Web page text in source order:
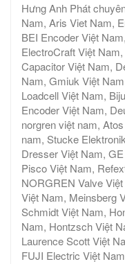
Hưng Anh Phát
Nam, Aris Viet Nam,
BEI Encoder Việt
ElectroCraft Việt
Capacitor Việt Nam,
Nam, Gmiuk Việt
Loadcell Việt Nam,
Encoder Việt Nam,
norgren việt nam,
nam, Stucke
Dresser Việt Nam,
Pisco Việt Nam,
NORGREN Valve
Việt Nam, Meinsberg
Schmidt Việt Nam,
Nam, Hontzsch Việt
Laurence Scott Việt
FUJI Electric Việt